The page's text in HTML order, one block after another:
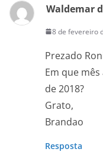
Waldemar
8 de fevereiro
Prezado
Em que
de 2018?
Grato,
Brandao
Resposta